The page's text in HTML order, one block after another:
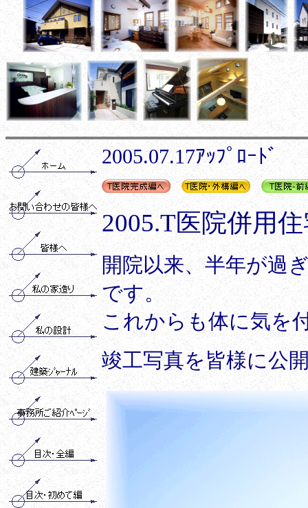
2005.07.17ｱｯﾌﾟﾛｰﾄﾞ
2005.T医院併用
開院以来、半年が過
です。
これからも体に気を
竣工写真を皆様に公